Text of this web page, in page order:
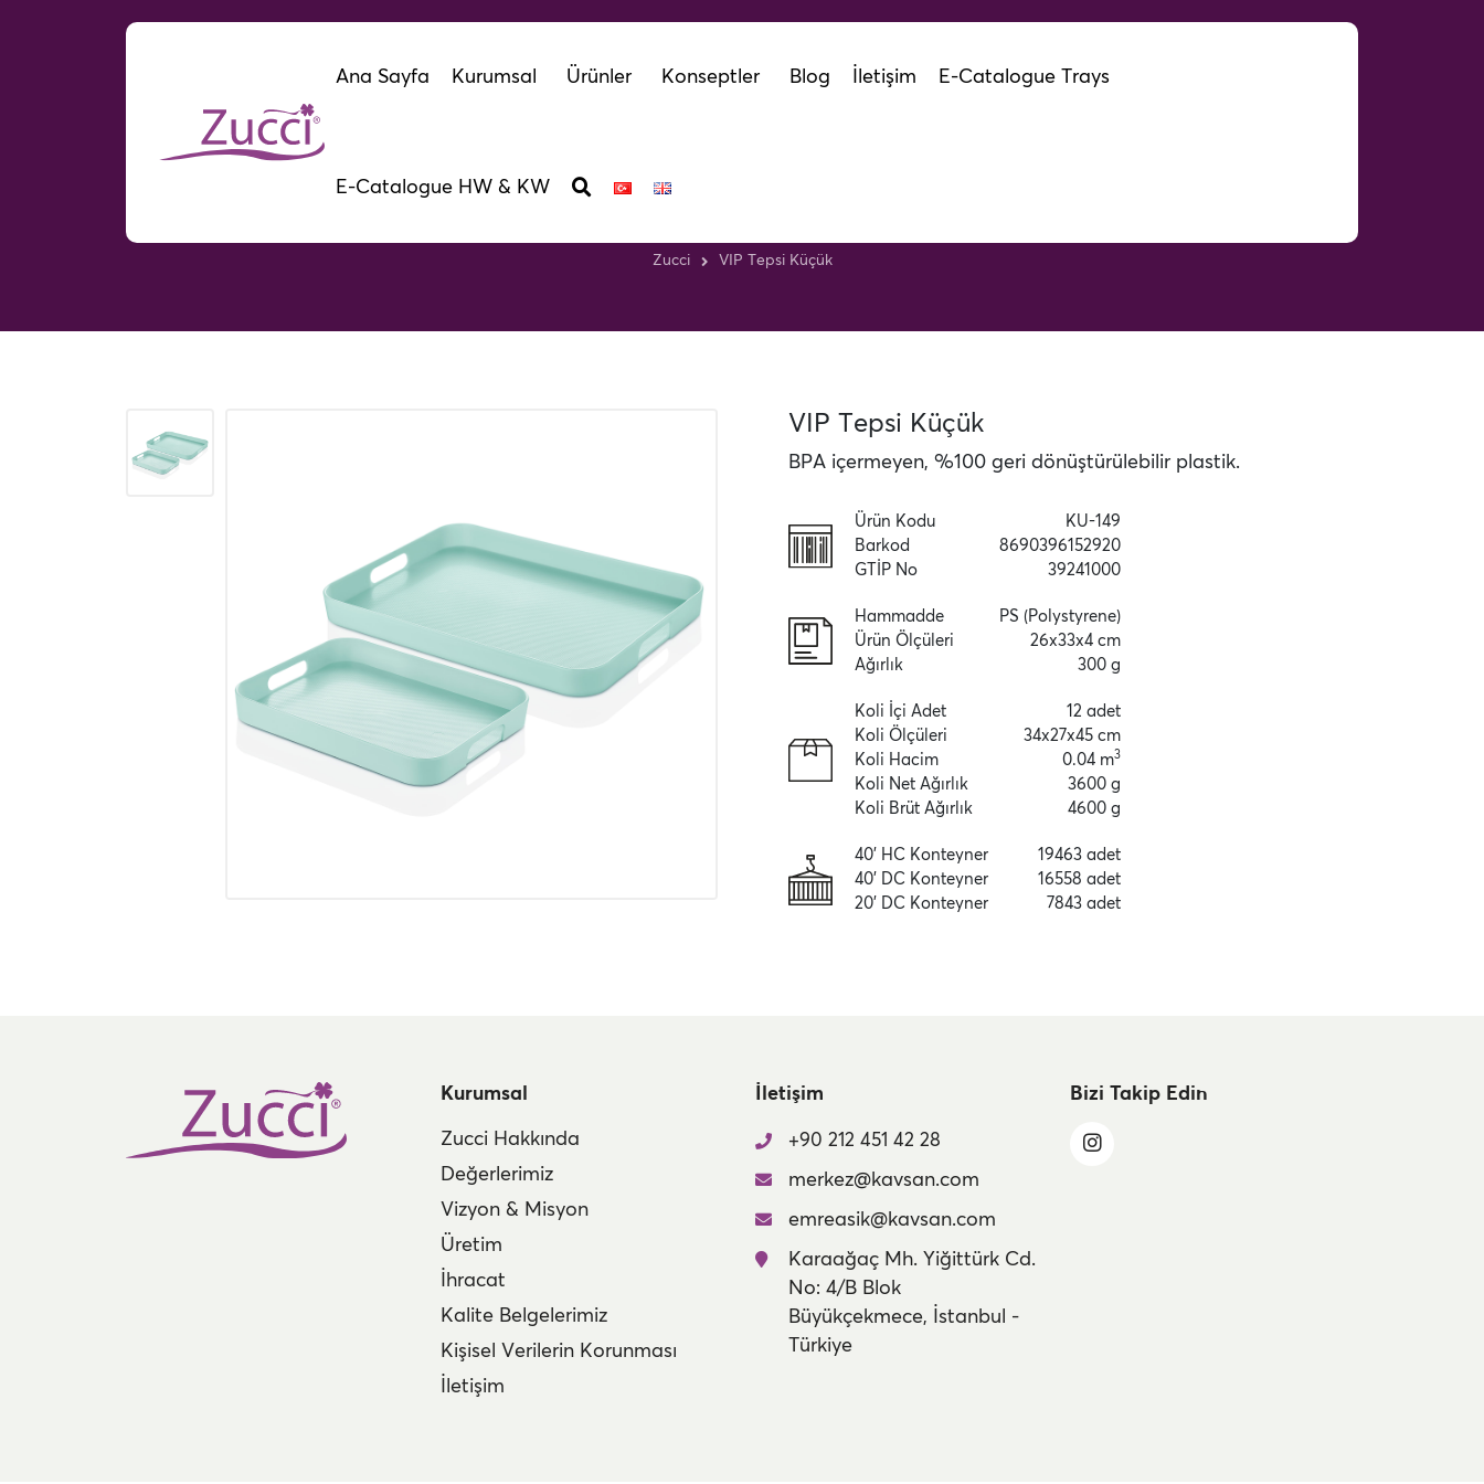
Ana Sayfa Kurumsal Ürünler Konseptler Blog İletişim E-Catalogue Trays
E-Catalogue HW & KW VIP Tepsi Küçük
Zucci VIP Tepsi Küçük
VIP Tepsi Küçük
BPA içermeyen, %100 geri dönüştürülebilir plastik.
Ürün Kodu
Barkod
GTİP No
KU-149
8690396152920
39241000
Hammadde
Ürün Ölçüleri
Ağırlık
PS (Polystyrene)
26x33x4 cm
300 g
Koli İçi Adet
Koli Ölçüleri
Koli Hacim
Koli Net Ağırlık
Koli Brüt Ağırlık
12 adet
34x27x45 cm
0.04 m3
3600 g
4600 g
40' HC Konteyner
40' DC Konteyner
20' DC Konteyner
19463 adet
16558 adet
7843 adet
Kurumsal
Zucci Hakkında
Değerlerimiz
Vizyon & Misyon
Üretim
İhracat
Kalite Belgelerimiz
Kişisel Verilerin Korunması
İletişim
İletişim
+90 212 451 42 28
merkez@kavsan.com
emreasik@kavsan.com
Karaağaç Mh. Yiğittürk Cd.
No: 4/B Blok
Büyükçekmece, İstanbul -
Türkiye
Bizi Takip Edin